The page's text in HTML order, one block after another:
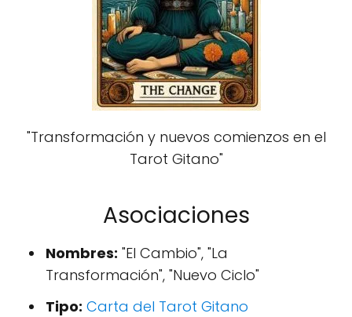
"Transformación y nuevos comienzos en el
Tarot Gitano"
Asociaciones
Nombres: "El Cambio", "La
Transformación", "Nuevo Ciclo"
Tipo: Carta del Tarot Gitano